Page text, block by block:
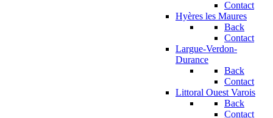
Contact
Hyères les Maures
Back
Contact
Largue-Verdon-
Durance
Back
Contact
Littoral Ouest Varois
Back
Contact